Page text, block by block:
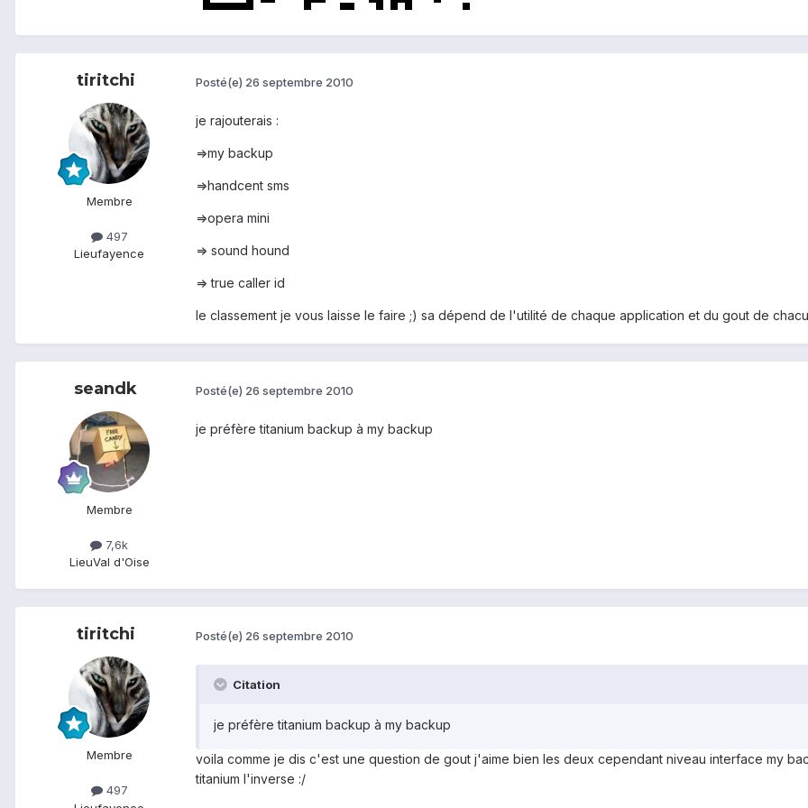
tiritchi
Membre
497
Lieufayence
Posté(e) 26 septembre 2010
je rajouterais :
=>my backup
=>handcent sms
=>opera mini
=> sound hound
=> true caller id
le classement je vous laisse le faire ;) sa dépend de l'utilité de chaque application et du gout de
seandk
Membre
7,6k
LieuVal d'Oise
Posté(e) 26 septembre 2010
je préfère titanium backup à my backup
tiritchi
Membre
497
Posté(e) 26 septembre 2010
Citation
je préfère titanium backup à my backup
voila comme je dis c'est une question de gout j'aime bien les deux cependant niveau interface my
titanium l'inverse :/